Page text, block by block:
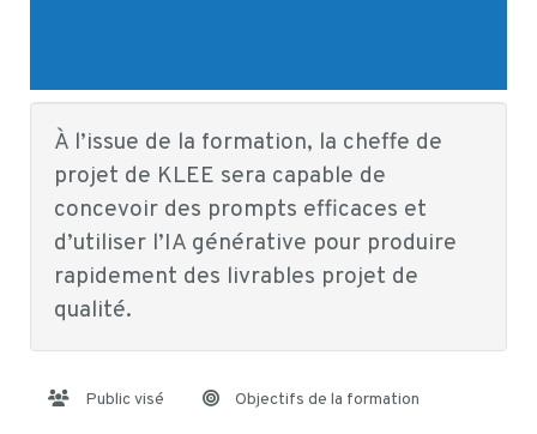
À l’issue de la formation, la cheffe de
projet de KLEE sera capable de
concevoir des prompts efficaces et
d’utiliser l’IA générative pour produire
rapidement des livrables projet de
qualité.
Public visé Objectifs de la formation